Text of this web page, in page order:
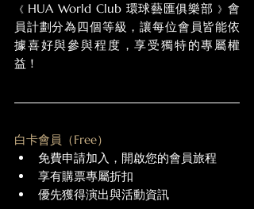
《 HUA World Club 環球藝匯俱樂部 》會
員計劃分為四個等級，讓每位會員皆能依
據喜好與參與程度，享受獨特的專屬權
益！
白卡會員（Free）
免費申請加入，開啟您的會員旅程
享有購票專屬折扣
優先獲得演出與活動資訊